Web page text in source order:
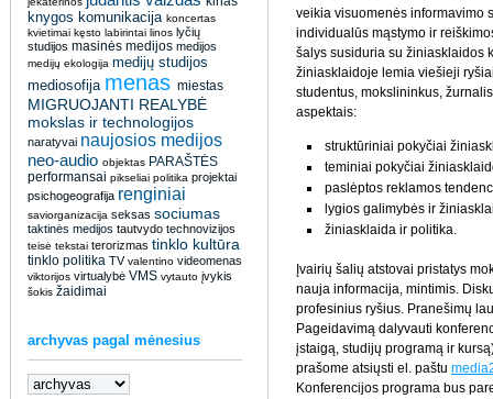
knygos komunikacija koncertas
kvietimai kęsto labirintai linos lyčių
studijos masinės medijos medijos
medijų ekologija medijų studijos
mediosofija menas miestas
MIGRUOJANTI REALYBĖ
mokslas ir technologijos
naratyvai naujosios medijos
neo-audio objektas PARAŠTĖS
performansai pikseliai politika projektai
psichogeografija renginiai
saviorganizacija seksas sociumas
taktinės medijos tautvydo technovizijos
teisė tekstai terorizmas tinklo kultūra
tinklo politika TV valentino videomenas
viktorijos virtualybė VMS vytauto įvykis
šokis žaidimai
archyvas pagal mėnesius
veikia visuomenės informavimo
individualūs mąstymo ir
šalys susiduria su žiniasklaidos
žiniasklaidoje lemia viešieji
studentus, mokslininkus,
aspektais:
struktūriniai pokyčiai
teminiai pokyčiai
paslėptos reklamos
lygios galimybės ir
žiniasklaida ir politika.
Įvairių šalių atstovai pristatys
nauja informacija, mintimis.
profesinius ryšius. Pranešimų
Pageidavimą dalyvauti
įstaigą, studijų programą ir
prašome atsiųsti el. paštu
Konferencijos programa bus